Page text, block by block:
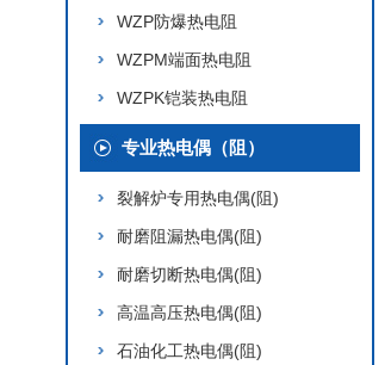
WZP防爆热电阻
WZPM端面热电阻
WZPK铠装热电阻
专业热电偶（阻）
裂解炉专用热电偶(阻)
耐磨阻漏热电偶(阻)
耐磨切断热电偶(阻)
高温高压热电偶(阻)
石油化工热电偶(阻)